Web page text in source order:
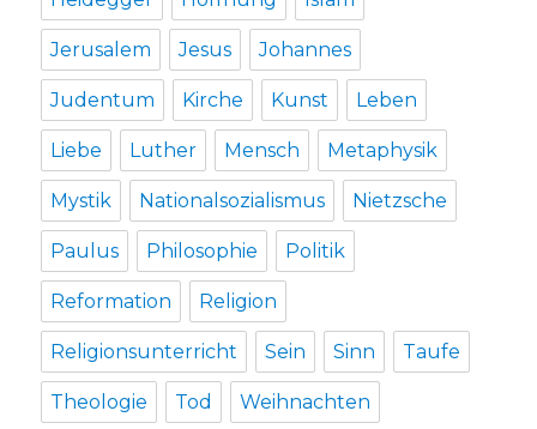
Jerusalem Jesus Johannes
Judentum Kirche Kunst Leben
Liebe Luther Mensch Metaphysik
Mystik Nationalsozialismus Nietzsche
Paulus Philosophie Politik
Reformation Religion
Religionsunterricht Sein Sinn Taufe
Theologie Tod Weihnachten